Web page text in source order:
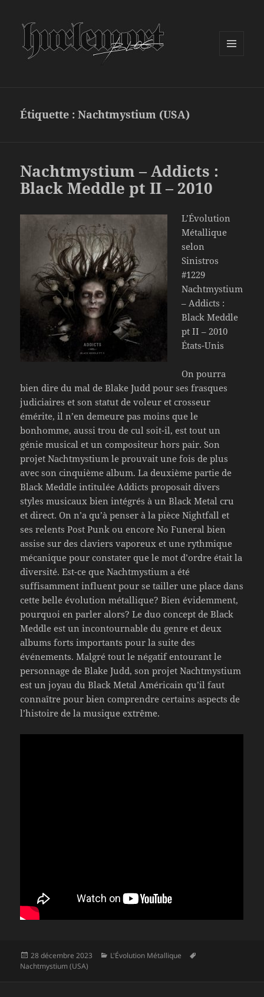
Étiquette :Nachtmystium (USA)
Nachtmystium – Addicts :
Black Meddle pt II – 2010
L’Évolution
Métallique
selon
Sinistros
#1229
Nachtmystium
– Addicts :
Black Meddle
pt II – 2010
États-Unis
On pourra
bien dire du mal de Blake Judd pour ses frasques
judiciaires et son statut de voleur et crosseur
émérite, il n’en demeure pas moins que le
bonhomme, aussi trou de cul soit-il, est tout un
génie musical et un compositeur hors pair. Son
projet Nachtmystium le prouvait une fois de plus
avec son cinquième album. La deuxième partie de
Black Meddle intitulée Addicts proposait divers
styles musicaux bien intégrés à un Black Metal cru
et direct. On n’a qu’à penser à la pièce Nightfall et
ses relents Post Punk ou encore No Funeral bien
assise sur des claviers vaporeux et une rythmique
mécanique pour constater que le mot d’ordre était la
diversité. Est-ce que Nachtmystium a été
suffisamment influent pour se tailler une place dans
cette belle évolution métallique? Bien évidemment,
pourquoi en parler alors? Le duo concept de Black
Meddle est un incontournable du genre et deux
albums forts importants pour la suite des
événements. Malgré tout le négatif entourant le
personnage de Blake Judd, son projet Nachtmystium
est un joyau du Black Metal Américain qu’il faut
connaître pour bien comprendre certains aspects de
l’histoire de la musique extrême.
Publié
le
28 décembre 2023 Catégories
L'Évolution Métallique
Nachtmystium (USA)